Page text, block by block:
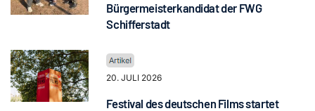
Bürgermeisterkandidat der FWG
Schifferstadt
20. JULI 2026
Festival des deutschen Films startet